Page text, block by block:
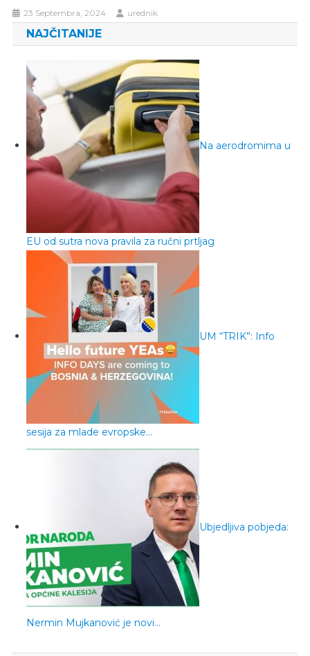
23 Septembra, 2024 urednik
NAJČITANIJE
Na aerodromima u
EU od sutra nova pravila za ručni prtljag
UM “TRIK”: Info
sesija za mlade evropske…
Ubjedljiva pobjeda:
Nermin Mujkanović je novi…